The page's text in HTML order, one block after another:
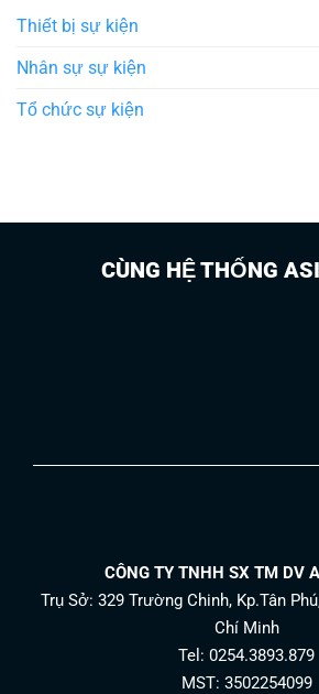
Thiết bị sự kiện
Nhân sự sự kiện
Tổ chức sự kiện
CÙNG HỆ THỐNG
CÔNG TY TNHH SX TM DV
Trụ Sở: 329 Trường Chinh, Kp.Tân
Chí Minh
Tel: 0254.3893.879
MST: 3502254099